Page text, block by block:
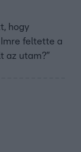
hogy
feltette a
az utam?”